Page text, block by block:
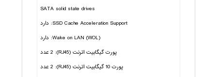
SATA solid state drives
SSD Cache Acceleration Support: دارد
Wake on LAN (WOL): دارد
پورت گیگابیت اترنت (RJ45): 2 عدد
پورت 10 گیگابیت اترنت (RJ45): 2 عدد